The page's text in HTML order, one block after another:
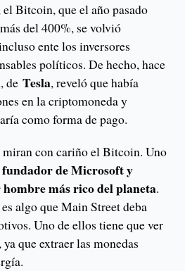
Bitcoin, que el año pasado
del 400%, se volvió
ente los inversores
políticos. De hecho, hace
, de Tesla, reveló que había
en la criptomoneda y
como forma de pago.
con cariño el Bitcoin. Uno
de Microsoft y
más rico del planeta.
algo que Main Street deba
Uno de ellos tiene que ver
que extraer las monedas